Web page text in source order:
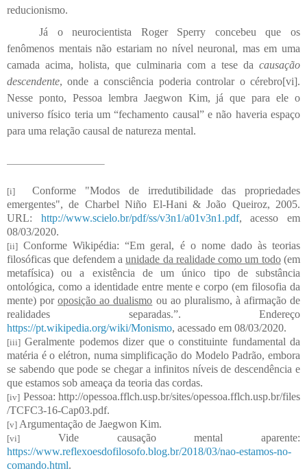
reducionismo.
Já o neurocientista Roger Sperry concebeu que os
fenômenos mentais não estariam no nível neuronal, mas em uma
camada acima, holista, que culminaria com a tese da causação
descendente, onde a consciência poderia controlar o cérebro[vi].
Nesse ponto, Pessoa lembra Jaegwon Kim, já que para ele o
universo físico teria um “fechamento causal” e não haveria espaço
para uma relação causal de natureza mental.
[i]
Conforme "Modos de irredutibilidade das propriedades
emergentes", de Charbel Niño El-Hani & João Queiroz, 2005.
URL: http://www.scielo.br/pdf/ss/v3n1/a01v3n1.pdf, acesso em
08/03/2020.
[ii] Conforme Wikipédia: “Em geral, é o nome dado às teorias
filosóficas que defendem aunidade da realidade como um todo(em
metafísica) ou a existência de um único tipo de substância
ontológica, como a identidade entre mente e corpo (em filosofia da
mente) poroposição ao dualismo ou ao pluralismo, à afirmação de
realidades separadas.”. Endereço
https://pt.wikipedia.org/wiki/Monismo, acessado em 08/03/2020.
[iii] Geralmente podemos dizer que o constituinte fundamental da
matéria é o elétron, numa simplificação do Modelo Padrão, embora
se sabendo que pode se chegar a infinitos níveis de descendência e
que estamos sob ameaça da teoria das cordas.
[iv] Pessoa: http://opessoa.fflch.usp.br/sites/opessoa.fflch.usp.br/files
/TCFC3-16-Cap03.pdf.
[v] Argumentação de Jaegwon Kim.
[vi] Vide causação mental aparente:
https://www.reflexoesdofilosofo.blog.br/2018/03/nao-estamos-no-
comando.html.